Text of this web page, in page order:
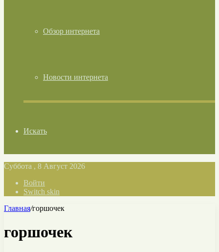
Обзор интернета
Новости интернета
Искать
Суббота , 8 Август 2026
Войти
Switch skin
Главная/горшочек
горшочек